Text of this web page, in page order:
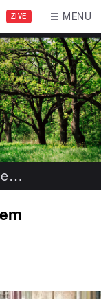
ŽIVĚ MENU
…